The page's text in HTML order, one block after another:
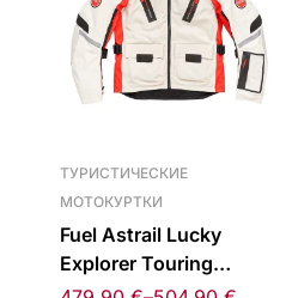
ТУРИСТИЧЕСКИЕ
МОТОКУРТКИ
Fuel Astrail Lucky
Explorer Touring
Textile Jacket